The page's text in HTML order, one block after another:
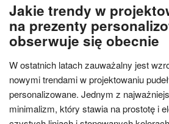
Jakie trendy w
na prezenty
obserwuje się obecnie
W ostatnich latach zauważalny jest
nowymi trendami w projektowaniu
personalizowane. Jednym z
minimalizm, który stawia na prostotę i